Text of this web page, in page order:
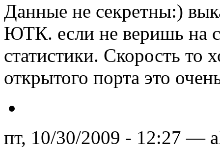
Данные не секретны:)
ЮТК. если не веришь на
статистики. Скорость то
открытого порта это
пт, 10/30/2009 - 12:27 —